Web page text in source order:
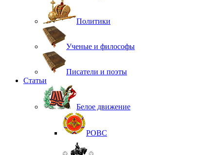
Политики
Ученые и философы
Писатели и поэты
Статьи
Белое движение
РОВС